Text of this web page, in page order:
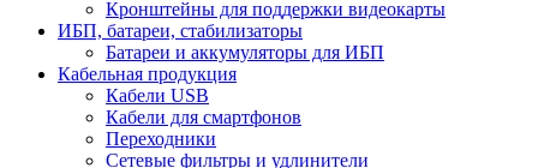
Кронштейны для поддержки видеокарты
ИБП, батареи, стабилизаторы
Батареи и аккумуляторы для ИБП
Кабельная продукция
Кабели USB
Кабели для смартфонов
Переходники
Сетевые фильтры и удлинители